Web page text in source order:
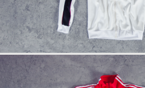
info rückseite